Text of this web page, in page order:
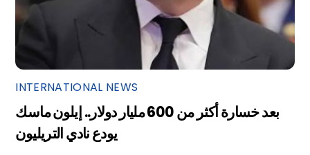
INTERNATIONAL NEWS
بعد خسارة أكثر من 600 مليار دولار.. إيلون ماسك
يودع نادي التريليون